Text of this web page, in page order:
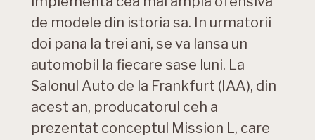
de modele din istoria sa. In urmatorii
doi pana la trei ani, se va lansa un
automobil la fiecare sase luni. La
Salonul Auto de la Frankfurt (IAA), din
acest an, producatorul ceh a
prezentat conceptul Mission L, care